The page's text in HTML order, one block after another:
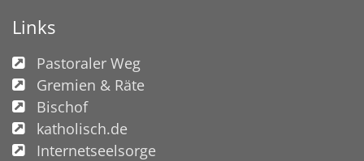
Links
Pastoraler Weg
Gremien & Räte
Bischof
katholisch.de
Internetseelsorge